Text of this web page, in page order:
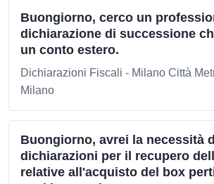
Buongiorno, cerco un
dichiarazione di successione
un conto estero.
Dichiarazioni Fiscali - Milano Città
Milano
Buongiorno, avrei la necessità
dichiarazioni per il recupero
relative all'acquisto del box